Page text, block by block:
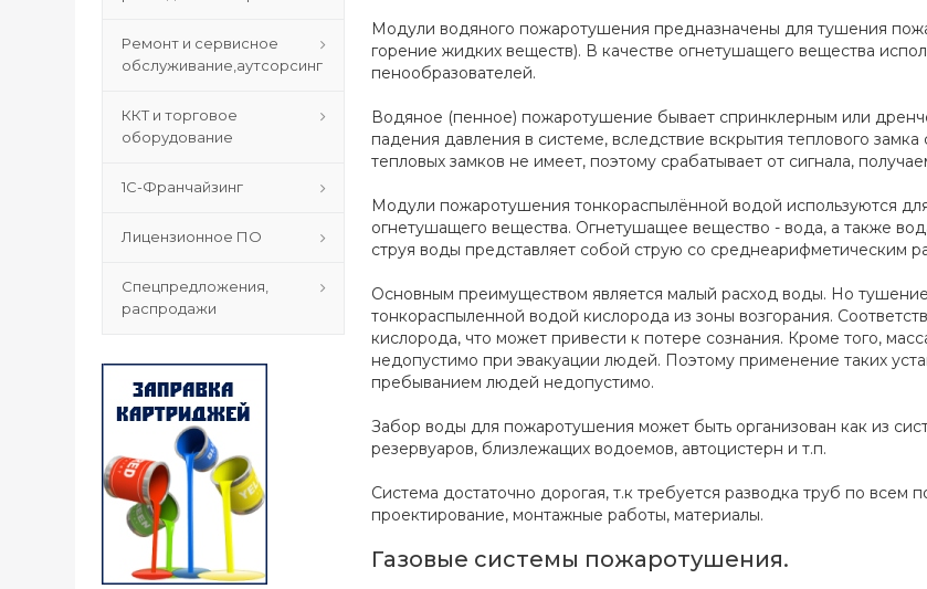
Ремонт и сервисное
обслуживание,аутсорсинг
ККТ и торговое
оборудование
1С-Франчайзинг
Лицензионное ПО
Спецпредложения,
распродажи
Модули водяного пожаротушения предназначены для тушения
горение жидких веществ). В качестве огнетушащего вещества
пенообразователей.
Водяное (пенное) пожаротушение бывает спринклерным или
падения давления в системе, вследствие вскрытия теплового
тепловых замков не имеет, поэтому срабатывает от сигнала,
Модули пожаротушения тонкораспылённой водой используются
огнетушащего вещества. Огнетушащее вещество - вода, а также
струя воды представляет собой струю со среднеарифметическим
Основным преимуществом является малый расход воды. Но
тонкораспыленной водой кислорода из зоны возгорания.
кислорода, что может привести к потере сознания. Кроме того,
недопустимо при эвакуации людей. Поэтому применение таких
пребыванием людей недопустимо.
Забор воды для пожаротушения может быть организован как из
резервуаров, близлежащих водоемов, автоцистерн и т.п.
Система достаточно дорогая, т.к требуется разводка труб по всем
проектирование, монтажные работы, материалы.
Газовые системы пожаротушения.